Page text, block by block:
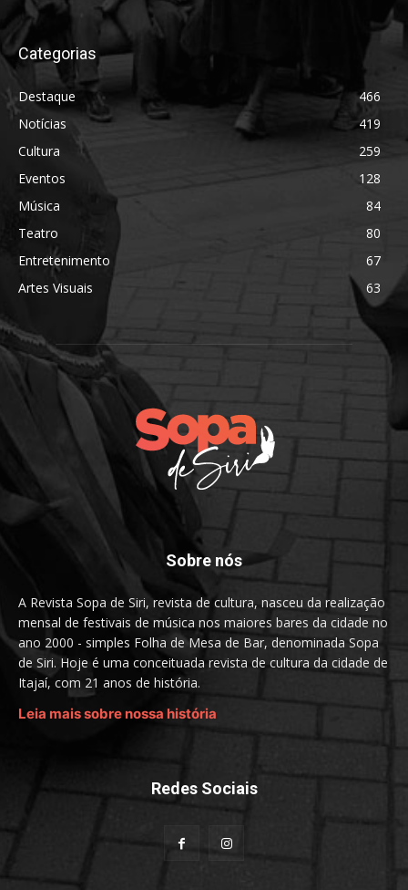
Categorias
Destaque
466
Notícias
419
Cultura
259
Eventos
128
Música
84
Teatro
80
Entretenimento
67
Artes Visuais
63
Sobre nós
A Revista Sopa de Siri, revista de cultura, nasceu da realização
mensal de festivais de música nos maiores bares da cidade no
ano 2000 - simples Folha de Mesa de Bar, denominada Sopa
de Siri. Hoje é uma conceituada revista de cultura da cidade de
Itajaí, com 21 anos de história.
Leia mais sobre nossa história
Redes Sociais